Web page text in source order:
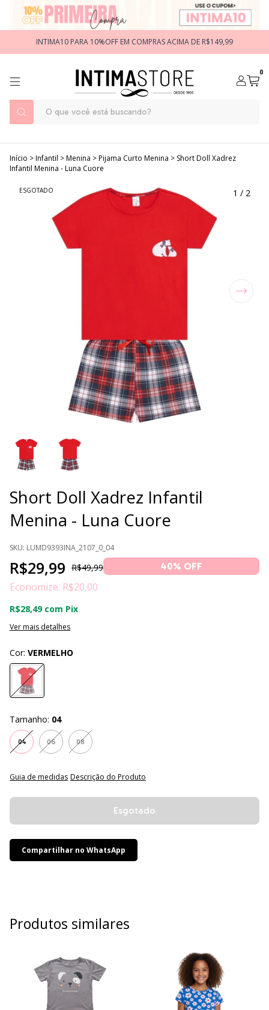
INTIMA10 PARA 10%OFF EM COMPRAS ACIMA DE R$149,99
0
Início >Infantil >Menina >Pijama Curto Menina > Short Doll Xadrez
Infantil Menina - Luna Cuore
ESGOTADO 1 / 2
Short Doll Xadrez Infantil
Menina - Luna Cuore
SKU: LUMD9393INA_2107_0_04
R$29,99 R$49,99 40% OFF
Economize: R$20,00
R$28,49 com Pix
Ver mais detalhes
Cor: VERMELHO
Tamanho: 04
04 06 08
Guia de medidas Descrição do Produto
Compartilhar no WhatsApp
Produtos similares